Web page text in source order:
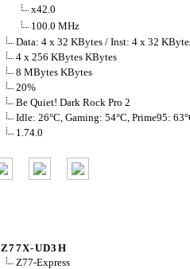
x42.0
100.0 MHz
Data: 4 x 32 KBytes / Inst: 4 x 32
4 x 256 KBytes KBytes
8 MBytes KBytes
20%
Be Quiet! Dark Rock Pro 2
Idle: 26°C, Gaming: 54°C, Prime95:
1.74.0
Z77X-UD3H
Z77-Express